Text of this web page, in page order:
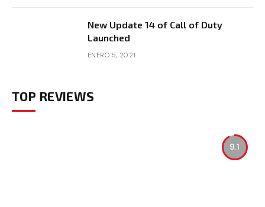
New Update 14 of Call of Duty
Launched
ENERO 5, 2021
TOP REVIEWS
9.1